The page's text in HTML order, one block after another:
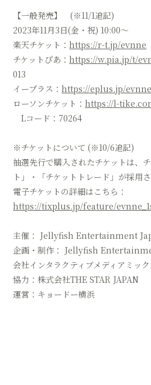
【一般発売】 (※11/1追記)
2023年11月3日(金・祝) 10:00～
楽天チケット：https://r-t.jp/evnne
チケットぴあ：https://w.pia.jp/t/
013
イープラス：https://eplus.jp/
ローソンチケット：https://l-
Lコード：70264
※チケットについて (※10/6追記)
抽選先行で購入されたチケットは、
ト」・「チケットトレード」が採用さ
電子チケットの詳細はこちら：
https://tixplus.jp/feature/
主催： Jellyfish Entertainment
企画・制作： Jellyfish
会社インタラクティブメディアミッ
協力：株式会社THE STAR JAPAN
運営：キョードー横浜